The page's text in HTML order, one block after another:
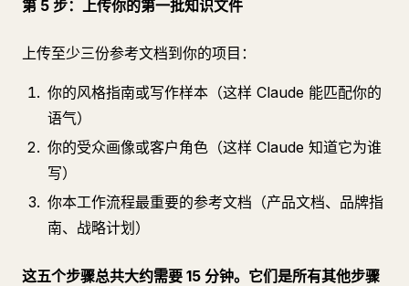
第 5 步：上传你的第一批知识文件
上传至少三份参考文档到你的项目：
你的风格指南或写作样本（这样 Claude 能匹配你的
语气）
你的受众画像或客户角色（这样 Claude 知道它为谁
写）
你本工作流程最重要的参考文档（产品文档、品牌指
南、战略计划）
这五个步骤总共大约需要 15 分钟。它们是所有其他步骤